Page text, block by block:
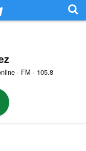
· FM · 105.8